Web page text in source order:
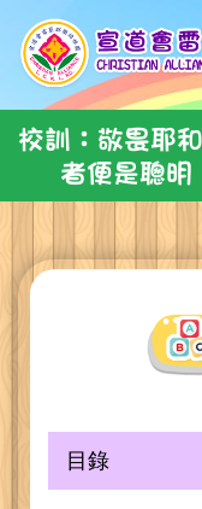
校訓：敬畏耶
者便是聰
目錄